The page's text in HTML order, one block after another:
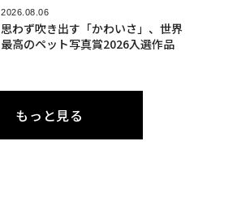
2026.08.06
思わず吹き出す「かわいさ」、世界
最高のペット写真賞2026入選作品
もっと見る